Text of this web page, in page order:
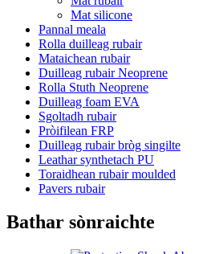
Mat silicone
Pannal meala
Rolla duilleag rubair
Mataichean rubair
Duilleag rubair Neoprene
Rolla Stuth Neoprene
Duilleag foam EVA
Sgoltadh rubair
Pròifilean FRP
Duilleag rubair bròg singilte
Leathar synthetach PU
Toraidhean rubair moulded
Pavers rubair
Bathar sònraichte